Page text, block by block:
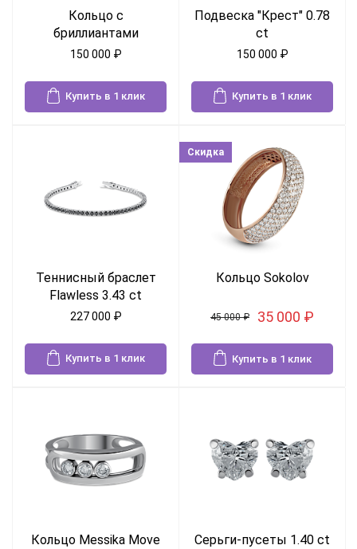
Кольцо с
бриллиантами
150 000 ₽
Купить в 1 клик
Подвеска "Крест" 0.78
ct
150 000 ₽
Купить в 1 клик
Теннисный браслет
Flawless 3.43 ct
227 000 ₽
Купить в 1 клик
Скидка
Кольцо Sokolov
45 000₽ 35 000 ₽
Купить в 1 клик
Кольцо Messika Move
Серьги-пусеты 1.40 ct